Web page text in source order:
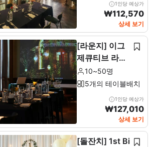
1인당 예상가
₩112,570
상세 보기
[라운지] 이그
제큐티브 라운
지 & 테라스 전
층(11F)
10~50명
5개의 테이블배치
1인당 예상가
₩127,010
상세 보기
[돌잔치] 1st Bi